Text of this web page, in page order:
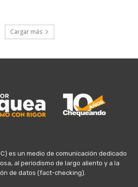
Cargar más
es un medio de comunicación dedicado
al periodismo de largo aliento y a la
de datos (fact-checking).